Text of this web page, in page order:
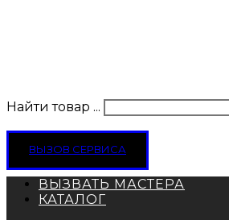
Найти товар ...
ВЫЗОВ СЕРВИСА
ВЫЗВАТЬ МАСТЕРА
КАТАЛОГ